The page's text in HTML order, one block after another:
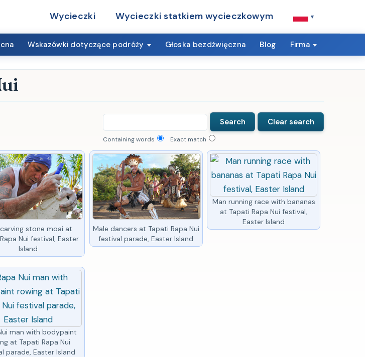
Wycieczki Wycieczki statkiem wycieczkowym ▾
Wskazówki dotyczące podróży Głoska bezdźwięczna Blog Firma
Containing words Exact match
stone moai at
Nui festival, Easter
Island
Male dancers at Tapati Rapa Nui
festival parade, Easter Island
Man running race with bananas
at Tapati Rapa Nui festival,
Easter Island
man with bodypaint
at Tapati Rapa Nui
parade, Easter Island